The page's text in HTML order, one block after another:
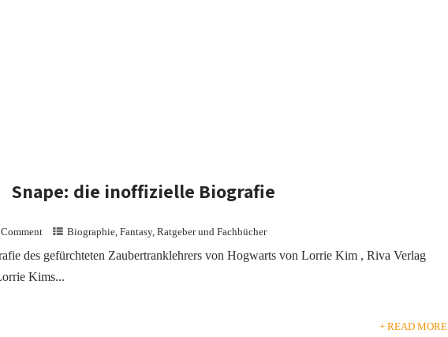
Snape: die inoffizielle Biografie
Biographie, Fantasy, Ratgeber und Fachbücher
des gefürchteten Zaubertranklehrers von Hogwarts von Lorrie Kim , Riva Verlag
Kims...
+ READ MORE